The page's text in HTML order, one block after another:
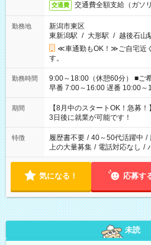
交通費 交通費全額支給（ガソ
勤務地
新潟市東区
東新潟駅 / 大形駅 / 越後石山
≪車通勤もOK！≫ご自宅近
す。
勤務時間
9:00～18:00（休憩60分） ■ご希望があれば下記シフトもOK！
早番 7:00～16:00 遅番 10:00～
と休みを合わせたい」 「余裕
「できれば残業はしたくない
ね。 ※Wワーク希望の方へ 今ご覧のお仕事で希望する勤務時間
と、もう1つのお仕事の勤務時
合は応募できません。
期間
【8月中のスタートOK！急募
3日後に就業が可能です！
特徴 履歴書不要 / 40～50代活躍中 /
上の大量募集 / 電話対応なし /
気になる！ 応募す
未読